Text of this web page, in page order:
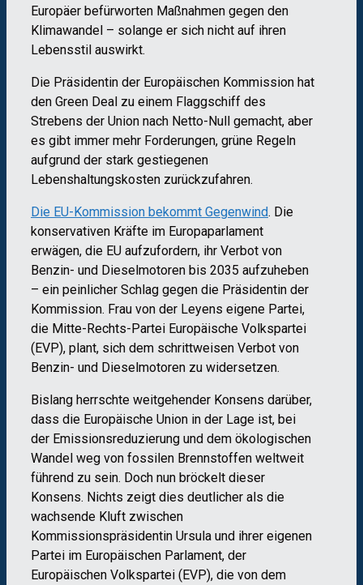
Europäer befürworten Maßnahmen gegen den
Klimawandel – solange er sich nicht auf ihren
Lebensstil auswirkt.
Die Präsidentin der Europäischen Kommission hat
den Green Deal zu einem Flaggschiff des
Strebens der Union nach Netto-Null gemacht, aber
es gibt immer mehr Forderungen, grüne Regeln
aufgrund der stark gestiegenen
Lebenshaltungskosten zurückzufahren.
Die EU-Kommission bekommt Gegenwind. Die
konservativen Kräfte im Europaparlament
erwägen, die EU aufzufordern, ihr Verbot von
Benzin- und Dieselmotoren bis 2035 aufzuheben
– ein peinlicher Schlag gegen die Präsidentin der
Kommission. Frau von der Leyens eigene Partei,
die Mitte-Rechts-Partei Europäische Volkspartei
(EVP), plant, sich dem schrittweisen Verbot von
Benzin- und Dieselmotoren zu widersetzen.
Bislang herrschte weitgehender Konsens darüber,
dass die Europäische Union in der Lage ist, bei
der Emissionsreduzierung und dem ökologischen
Wandel weg von fossilen Brennstoffen weltweit
führend zu sein. Doch nun bröckelt dieser
Konsens. Nichts zeigt dies deutlicher als die
wachsende Kluft zwischen
Kommissionspräsidentin Ursula und ihrer eigenen
Partei im Europäischen Parlament, der
Europäischen Volkspartei (EVP), die von dem